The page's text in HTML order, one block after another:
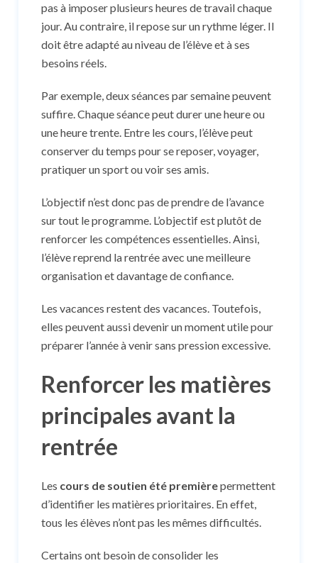
pas à imposer plusieurs heures de travail chaque
jour. Au contraire, il repose sur un rythme léger. Il
doit être adapté au niveau de l’élève et à ses
besoins réels.
Par exemple, deux séances par semaine peuvent
suffire. Chaque séance peut durer une heure ou
une heure trente. Entre les cours, l’élève peut
conserver du temps pour se reposer, voyager,
pratiquer un sport ou voir ses amis.
L’objectif n’est donc pas de prendre de l’avance
sur tout le programme. L’objectif est plutôt de
renforcer les compétences essentielles. Ainsi,
l’élève reprend la rentrée avec une meilleure
organisation et davantage de confiance.
Les vacances restent des vacances. Toutefois,
elles peuvent aussi devenir un moment utile pour
préparer l’année à venir sans pression excessive.
Renforcer les matières
principales avant la
rentrée
Les cours de soutien été premièrepermettent
d’identifier les matières prioritaires. En effet,
tous les élèves n’ont pas les mêmes difficultés.
Certains ont besoin de consolider les